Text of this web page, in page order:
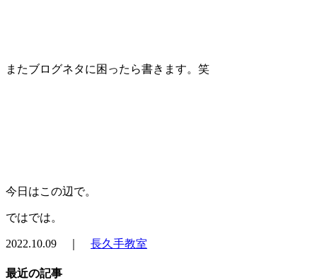
またブログネタに困ったら書きます。笑
今日はこの辺で。
ではでは。
2022.10.09 ｜ 長久手教室
最近の記事